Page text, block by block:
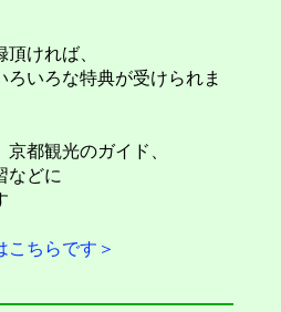
ければ、
ろいろな特典が受けられま
都観光のガイド、
などに
こちらです＞